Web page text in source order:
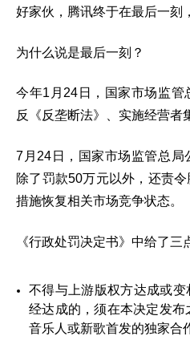
好家伙，腾讯终于在最后一刻
为什么说是最后一刻？
今年1月24日，国家市场监管
反《反垄断法》、实施经营者
7月24日，国家市场监管总局
除了罚款50万元以外，还责
措施恢复相关市场竞争状态。
《行政处罚决定书》中给了三
不得与上游版权方达成或
经达成的，须在本决定发
音乐人或新歌首发的独家合